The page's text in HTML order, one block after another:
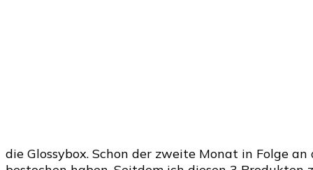
die Glossybox. Schon der zweite Monat in Folge